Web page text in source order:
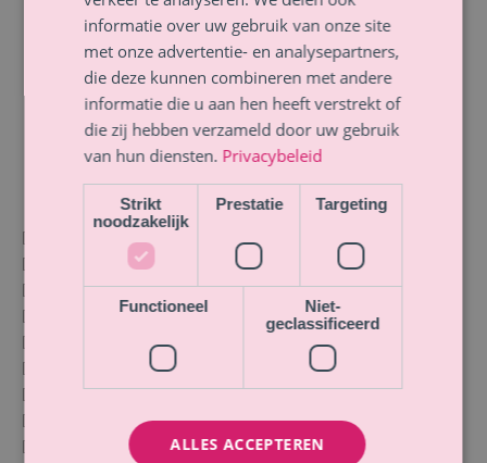
Download het gratis e-book*
informatie over uw gebruik van onze site
met onze advertentie- en analysepartners,
die deze kunnen combineren met andere
informatie die u aan hen heeft verstrekt of
die zij hebben verzameld door uw gebruik
van hun diensten. Privacybeleid
Strikt
noodzakelijk
Prestatie Targeting
Functioneel
Niet-
geclassificeerd
ALLES ACCEPTEREN